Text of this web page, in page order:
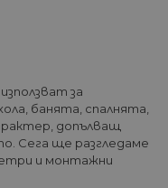
за
банята, спалнята,
допълващ
Сега ще разгледаме
и монтажни